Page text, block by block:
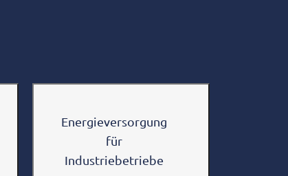
Energieversorgung
für
Industriebetriebe